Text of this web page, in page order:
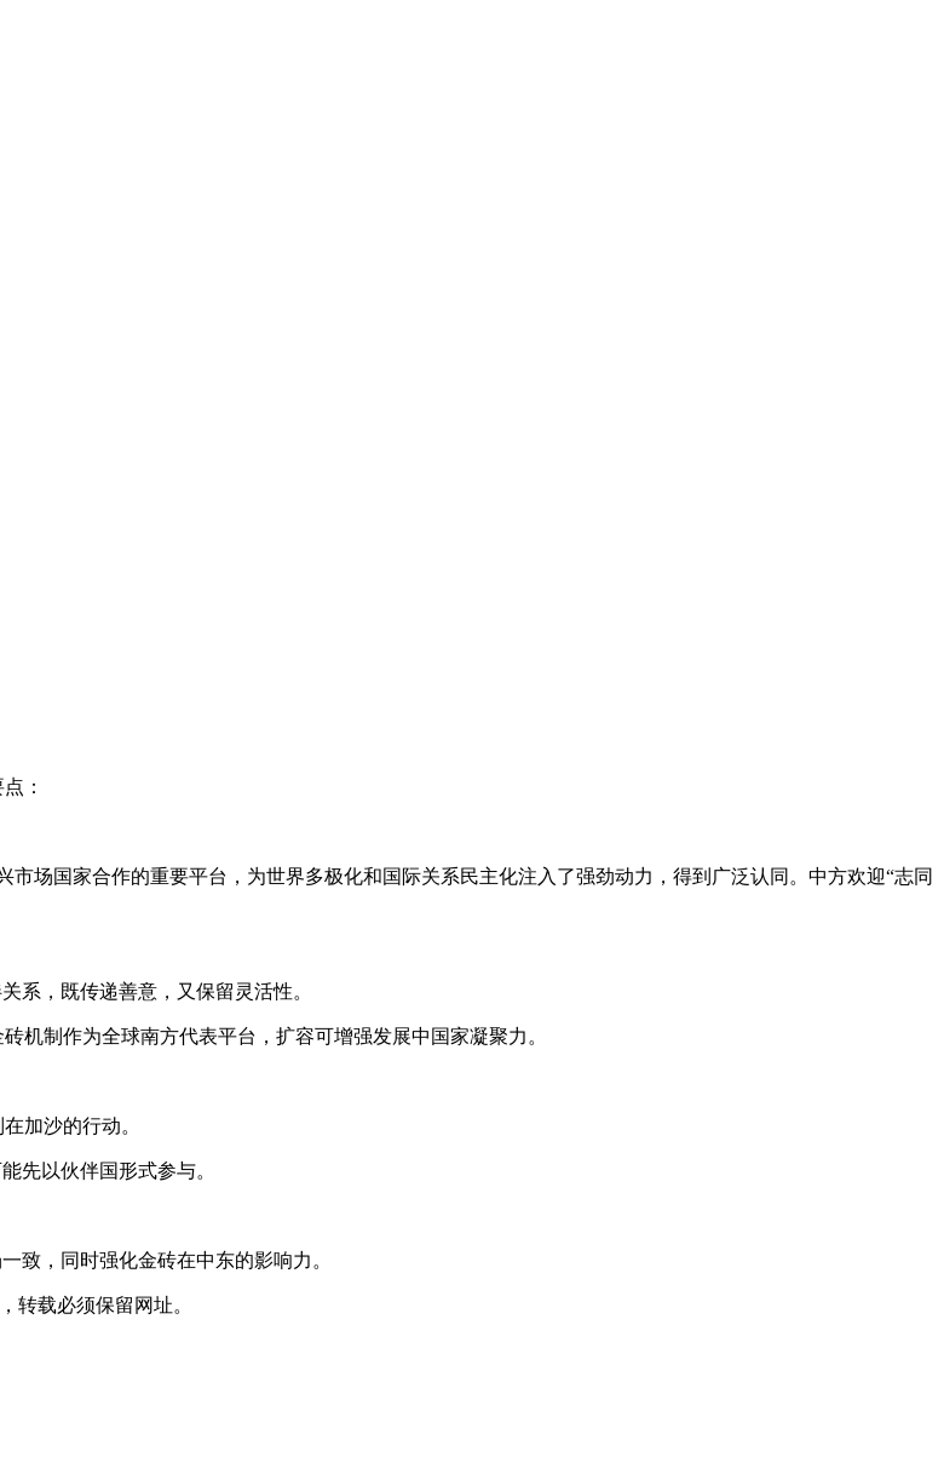
：
场国家合作的重要平台，为世界多极化和国际关系民主化注入了强劲动力，得到广泛认同。中方欢迎“志同
系，既传递善意，又保留灵活性。
机制作为全球南方代表平台，扩容可增强发展中国家凝聚力。
加沙的行动。
先以伙伴国形式参与。
致，同时强化金砖在中东的影响力。
转载必须保留网址。